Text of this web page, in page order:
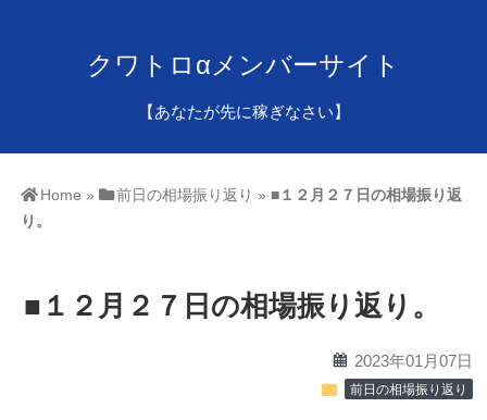
クワトロαメンバーサイト
【あなたが先に稼ぎなさい】
Home » 前日の相場振り返り » ■１２月２７日の相場振り返
り。
■ １２月２７日の相場振り返り。
calendar 2023年01月07日
folder 前日の相場振り返り